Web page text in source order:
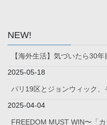
NEW!
【海外生活】気づいたら30
2025-05-18
パリ19区とジョンウィック、
2025-04-04
FREEDOM MUST WIN〜「